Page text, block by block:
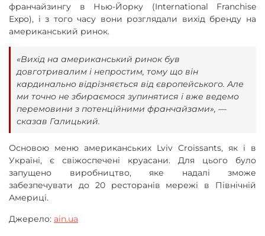
франчайзингу в Нью-Йорку (International Franchise
Expo), і з того часу вони розглядали вихід бренду на
американський ринок.
«Вихід на американський ринок був
довготривалим і непростим, тому що він
кардинально відрізняється від європейського. Але
ми точно не збираємося зупинятися і вже ведемо
перемовини з потенційними франчайзами», —
сказав Галицький.
Основою меню американських Lviv Croissants, як і в
Україні, є свіжоспечені круасани. Для цього було
запущено виробництво, яке надалі зможе
забезпечувати до 20 ресторанів мережі в Північній
Америці.
Джерело: ain.ua